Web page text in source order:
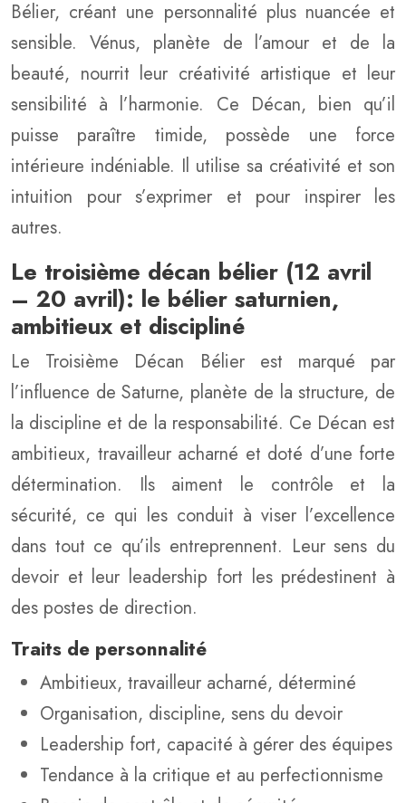
Bélier, créant une personnalité plus nuancée et
sensible. Vénus, planète de l’amour et de la
beauté, nourrit leur créativité artistique et leur
sensibilité à l’harmonie. Ce Décan, bien qu’il
puisse paraître timide, possède une force
intérieure indéniable. Il utilise sa créativité et son
intuition pour s’exprimer et pour inspirer les
autres.
Le troisième décan bélier (12 avril
– 20 avril): le bélier saturnien,
ambitieux et discipliné
Le Troisième Décan Bélier est marqué par
l’influence de Saturne, planète de la structure, de
la discipline et de la responsabilité. Ce Décan est
ambitieux, travailleur acharné et doté d’une forte
détermination. Ils aiment le contrôle et la
sécurité, ce qui les conduit à viser l’excellence
dans tout ce qu’ils entreprennent. Leur sens du
devoir et leur leadership fort les prédestinent à
des postes de direction.
Traits de personnalité
Ambitieux, travailleur acharné, déterminé
Organisation, discipline, sens du devoir
Leadership fort, capacité à gérer des équipes
Tendance à la critique et au perfectionnisme